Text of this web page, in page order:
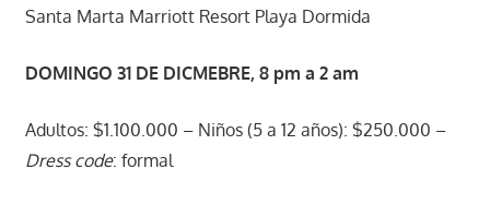
Santa Marta Marriott Resort Playa Dormida
DOMINGO 31 DE DICMEBRE, 8 pm a 2 am
Adultos: $1.100.000 – Niños (5 a 12 años): $250.000 –
Dress code: formal